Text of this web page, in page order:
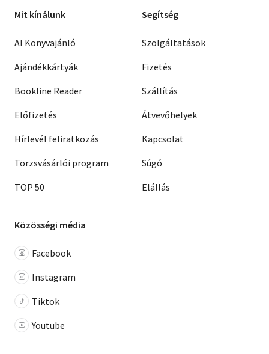
Mit kínálunk
AI Könyvajánló
Ajándékkártyák
Bookline Reader
Előfizetés
Hírlevél feliratkozás
Törzsvásárlói program
TOP 50
Segítség
Szolgáltatások
Fizetés
Szállítás
Átvevőhelyek
Kapcsolat
Súgó
Elállás
Közösségi média
Facebook
Instagram
Tiktok
Youtube